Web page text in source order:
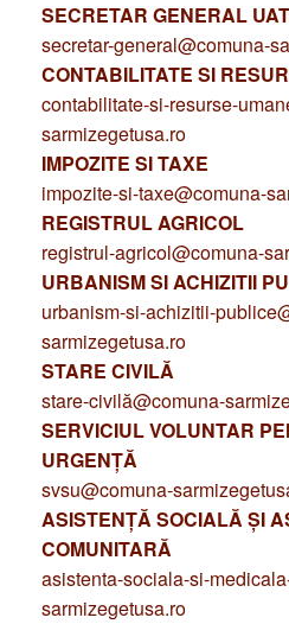
SECRETAR GENERAL
secretar-general@comuna-
CONTABILITATE SI
contabilitate-si-resurse-
sarmizegetusa.ro
IMPOZITE SI TAXE
impozite-si-taxe@comuna-
REGISTRUL AGRICOL
registrul-agricol@comuna-
URBANISM SI ACHIZITII
urbanism-si-achizitii-
sarmizegetusa.ro
STARE CIVILĂ
stare-civilă@comuna-
SERVICIUL VOLUNTAR
URGENȚĂ
svsu@comuna-
ASISTENȚĂ SOCIALĂ ȘI
COMUNITARĂ
asistenta-sociala-si-
sarmizegetusa.ro